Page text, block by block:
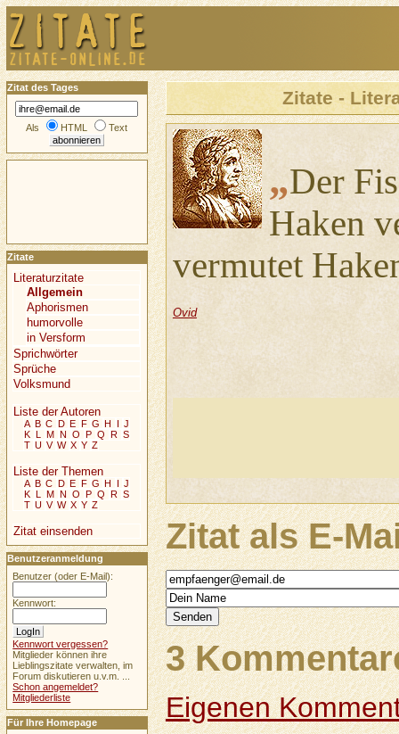
Zitate -
„Der
Haken
vermutet
Ovid
Zitat als E-
3
Eigenen
Zitat des Tages
Als HTML Text
Zitate
Literaturzitate
Allgemein
Aphorismen
humorvolle
in Versform
Sprichwörter
Sprüche
Volksmund
Liste der Autoren
A B C D E F G H I J
K L M N O P Q R S
T U V W X Y Z
Liste der Themen
A B C D E F G H I J
K L M N O P Q R S
T U V W X Y Z
Zitat einsenden
Benutzeranmeldung
Benutzer (oder E-Mail):
Kennwort:
Kennwort vergessen?
Mitglieder können ihre
Lieblingszitate verwalten, im
Forum diskutieren u.v.m. ...
Schon angemeldet?
Mitgliederliste
Für Ihre Homepage